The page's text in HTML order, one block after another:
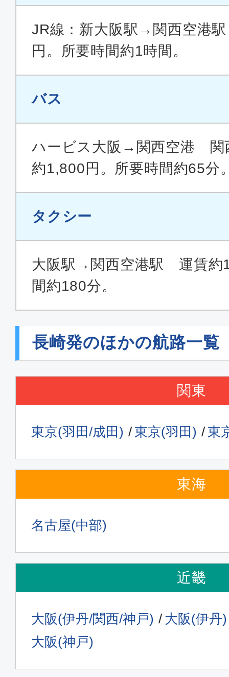
JR線：新大阪駅→関西空港
円。所要時間約1時間。
バス
ハービス大阪→関西空港
約1,800円。所要時間約65分
タクシー
大阪駅→関西空港駅 運賃約
間約180分。
長崎発のほかの航路一覧
関東
東京(羽田/成田) 東京(羽田) 東
東海
名古屋(中部)
近畿
大阪(伊丹/関西/神戸)
大阪(伊丹)
大阪(神戸)